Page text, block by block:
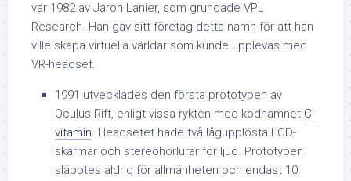
var 1982 av Jaron Lanier, som grundade VPL
Research. Han gav sitt företag detta namn för att han
ville skapa virtuella världar som kunde upplevas med
VR-headset.
1991 utvecklades den första prototypen av
Oculus Rift, enligt vissa rykten med kodnamnet C-
vitamin. Headsetet hade två lågupplösta LCD-
skärmar och stereohörlurar för ljud. Prototypen
släpptes aldrig för allmänheten och endast 10